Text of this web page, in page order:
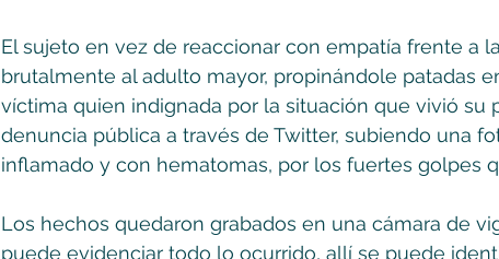
El sujeto en vez de reaccionar con empatía frente a
brutalmente al adulto mayor, propinándole patadas
víctima quien indignada por la situación que vivió su
denuncia pública a través de Twitter, subiendo una
inflamado y con hematomas, por los fuertes golpes
Los hechos quedaron grabados en una cámara de
puede evidenciar todo lo ocurrido, allí se puede